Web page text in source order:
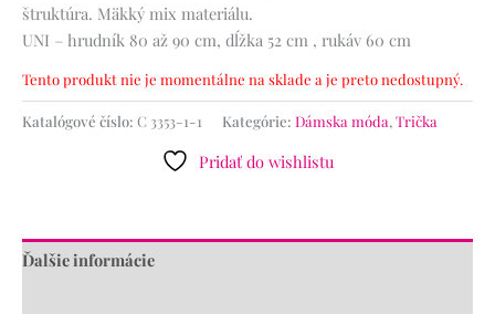
štruktúra. Mäkký mix materiálu.
UNI – hrudník 80 až 90 cm, dĺžka 52 cm , rukáv 60 cm
Tento produkt nie je momentálne na sklade a je preto nedostupný.
Katalógové číslo: C 3353-1-1 Kategórie: Dámska móda,Trička
Pridať do wishlistu
Ďalšie informácie